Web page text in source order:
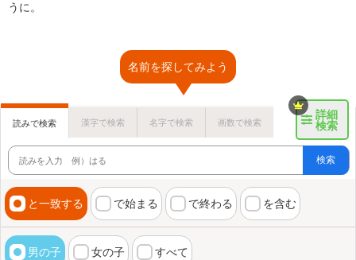
うに。
名前を探してみよう
詳細
検索
読みで検索 漢字で検索 名字で検索 画数で検索
検索
と一致する で始まる で終わる を含む
男の子 女の子 すべて